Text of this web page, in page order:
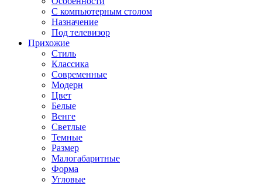
С компьютерным столом
Назначение
Под телевизор
Прихожие
Стиль
Классика
Современные
Модерн
Цвет
Белые
Венге
Светлые
Темные
Размер
Малогабаритные
Форма
Угловые